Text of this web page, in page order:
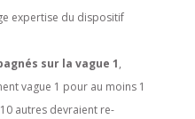
expertise du dispositif
sur la vague 1,
vague 1 pour au moins 1
autres devraient re-